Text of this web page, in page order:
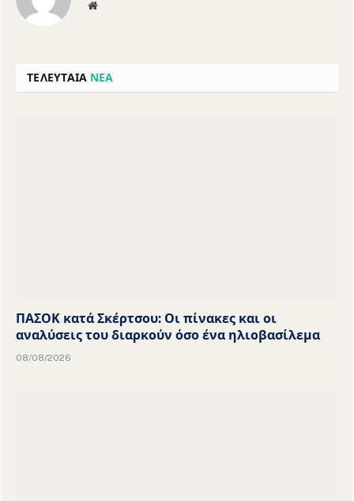
Website
ΤΕΛΕΥΤΑΙΑ ΝΕΑ
ΠΑΣΟΚ κατά Σκέρτσου: Οι πίνακες και οι
αναλύσεις του διαρκούν όσο ένα ηλιοβασίλεμα
08/08/2026